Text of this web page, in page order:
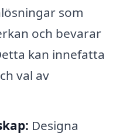
som
och bevarar
kan innefatta
val av
Designa